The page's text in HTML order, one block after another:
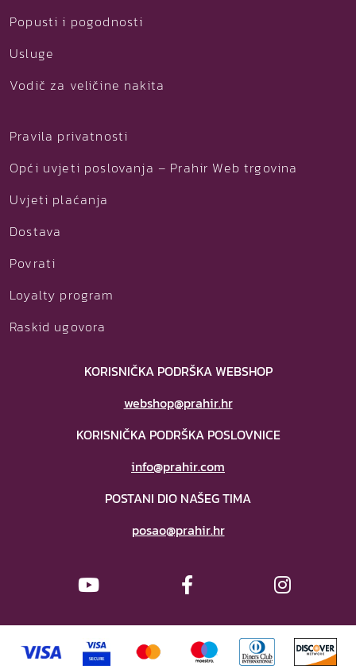
Popusti i pogodnosti
Usluge
Vodič za veličine nakita
Pravila privatnosti
Opći uvjeti poslovanja – Prahir Web trgovina
Uvjeti plaćanja
Dostava
Povrati
Loyalty program
Raskid ugovora
KORISNIČKA PODRŠKA WEBSHOP
webshop@prahir.hr
KORISNIČKA PODRŠKA POSLOVNICE
info@prahir.com
POSTANI DIO NAŠEG TIMA
posao@prahir.hr